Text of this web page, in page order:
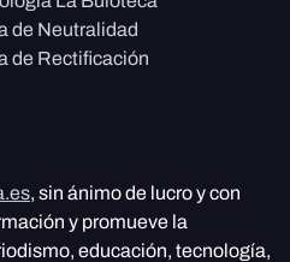
de Neutralidad
de Rectificación
, sin ánimo de lucro y con
y promueve la
educación, tecnología,